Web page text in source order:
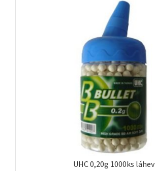
UHC 0,20g 1000ks láhev